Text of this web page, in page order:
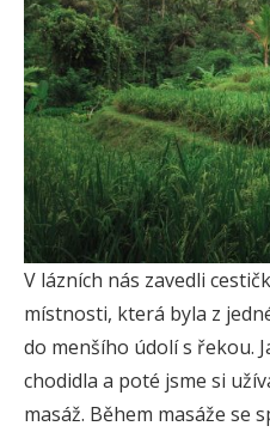
V lázních nás zavedli
místnosti, která byla z
do menšího údolí s řekou.
chodidla a poté jsme si
masáž. Během masáže se